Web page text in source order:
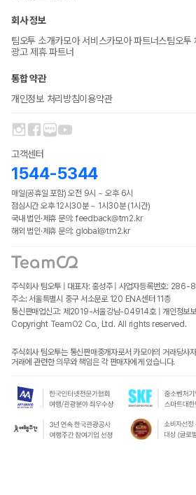
회사 정보
팀오투 소개카모아 서비스카모아 파트너스팀오투
광고 제휴 파트너
통합 약관
개인정보 처리방침이용약관
고객센터
1544-5344
매일(공휴일 포함) 오전 9시 ~ 오후 6시
점심시간 오후 12시30분 ~ 1시30분 (1시간)
국내 법인·제휴 문의: feedback@tm2.kr
해외 법인·제휴 문의: global@tm2.kr
주식회사 팀오투 | 대표자: 홍성주 | 사업자등록번호:
주소: 서울특별시 중구 서소문로 120 ENA센터 11층
통신판매업신고: 제2019-서울강남-04914호 | 개인정보보
Copyright TeamO2 Co., Ltd. All rights reserved.
주식회사 팀오투는 통신판매중개자로서 카모아의 거래당사
거래에 관련한 의무와 책임은 각 판매자에게 있습니다.